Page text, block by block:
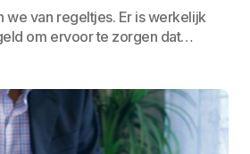
we van regeltjes. Er is werkelijk
om ervoor te zorgen dat…